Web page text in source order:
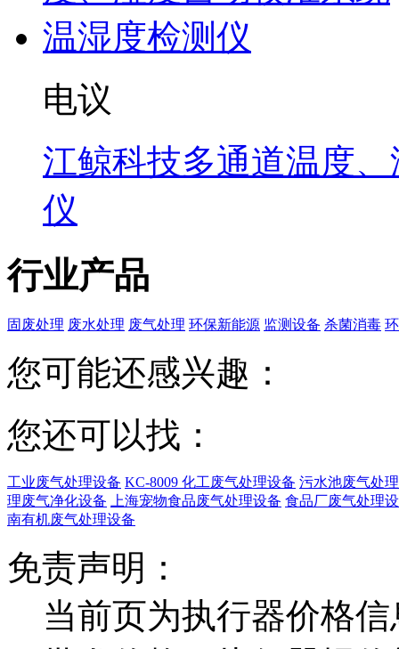
电议
江鲸科技多通道温度
仪
行业产品
固废处理 废水处理 废气处理 环保新能源 监测设备 杀菌消毒
您可能还感兴趣：
您还可以找：
工业废气处理设备 KC-8009 化工废气处理设备 污水池废气处
理废气净化设备
上海宠物食品废气处理设备 食品厂废气处理
南有机废气处理设备
免责声明：
当前页为执行器价格